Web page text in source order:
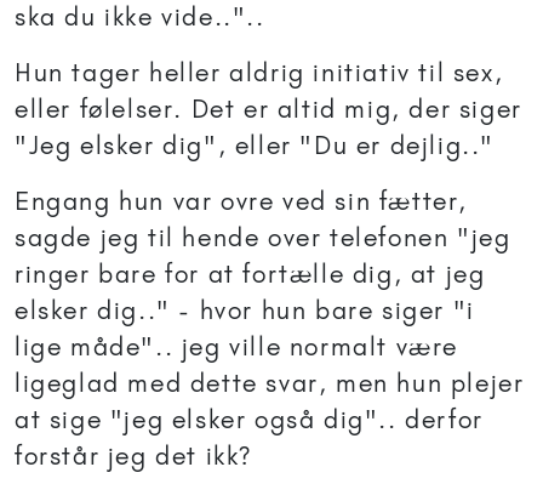
ska du ikke vide.."..
Hun tager heller aldrig initiativ til sex,
eller følelser. Det er altid mig, der siger
"Jeg elsker dig", eller "Du er dejlig.."
Engang hun var ovre ved sin fætter,
sagde jeg til hende over telefonen "jeg
ringer bare for at fortælle dig, at jeg
elsker dig.." - hvor hun bare siger "i
lige måde".. jeg ville normalt være
ligeglad med dette svar, men hun plejer
at sige "jeg elsker også dig".. derfor
forstår jeg det ikk?